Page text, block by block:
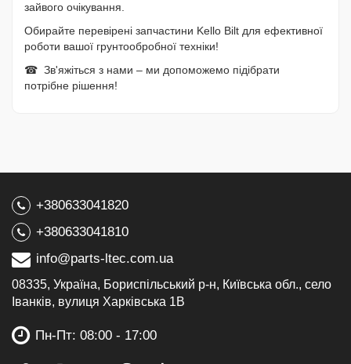
зайвого очікування.
Обирайте перевірені запчастини Kello Bilt для ефективної
роботи вашої грунтообробної техніки!
☎ Зв'яжіться з нами – ми допоможемо підібрати
потрібне рішення!
+380633041820
+380633041810
info@parts-ltec.com.ua
08335, Україна, Бориспільський р-н, Київська обл., село
Іванків, вулиця Харківська 1В
Пн-Пт: 08:00 - 17:00